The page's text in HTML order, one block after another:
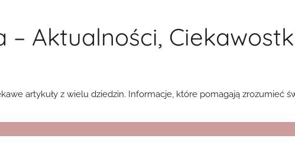
Aktualności,
artykuły z wielu dziedzin. Informacje, które pomagają zrozumieć